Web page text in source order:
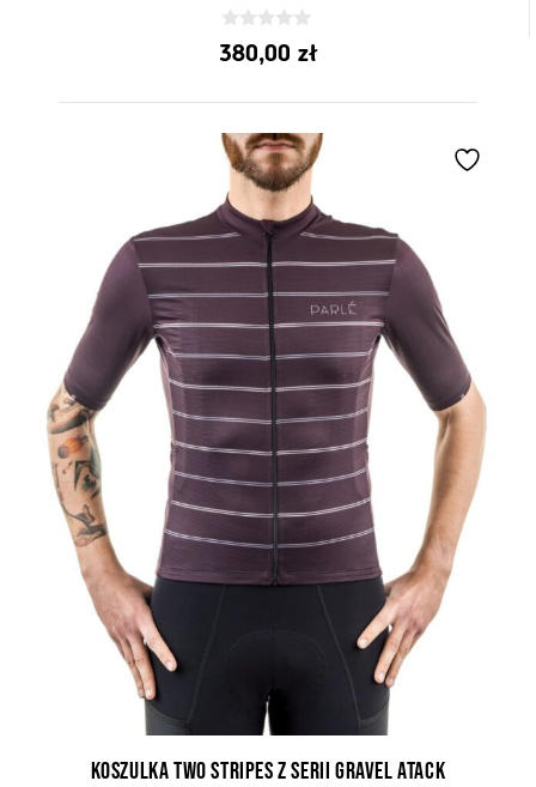
0
z
380,00 zł
Koszulka Two Stripes z serii Gravel Atack